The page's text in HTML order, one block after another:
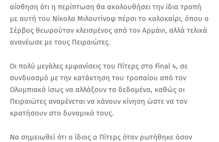
αίσθηση ότι η περίπτωση θα ακολουθήσει την ίδια τροπή
με αυτή του Νίκολα Μιλουτίνοφ πέρσι το καλοκαίρι, όπου ο
Σέρβος θεωρούταν κλεισμένος από τον Αρμάνι, αλλά τελικά
ανανέωσε με τους Πειραιώτες.
Οι πολύ μεγάλες εμφανίσεις του Πίτερς στο Final 4, σε
συνδυασμό με την κατάκτηση του τροπαίου από τον
Ολυμπιακό ίσως να αλλάξουν τα δεδομένα, καθώς οι
Πειραιώτες αναμένεται να κάνουν κίνηση ώστε να τον
κρατήσουν στο δυναμικό τους.
Να σημειωθεί ότι ο ίδιος ο Πίτερς όταν ρωτήθηκε όσον